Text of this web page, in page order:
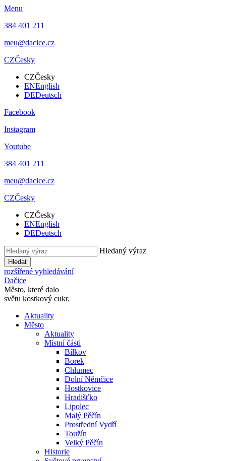
Menu
384 401 211
meu@dacice.cz
CZČesky
CZČesky
ENEnglish
DEDeutsch
Facebook
Instagram
Youtube
384 401 211
meu@dacice.cz
CZČesky
CZČesky
ENEnglish
DEDeutsch
Hledaný výraz
Hledat
rozšířené vyhledávání
Dačice
Město, které dalo
světu kostkový cukr.
Aktuality
Město
Aktuality
Místní části
Bílkov
Borek
Chlumec
Dolní Němčice
Hostkovice
Hradišťko
Lipolec
Malý Pěčín
Prostřední Vydří
Toužín
Velký Pěčín
Historie